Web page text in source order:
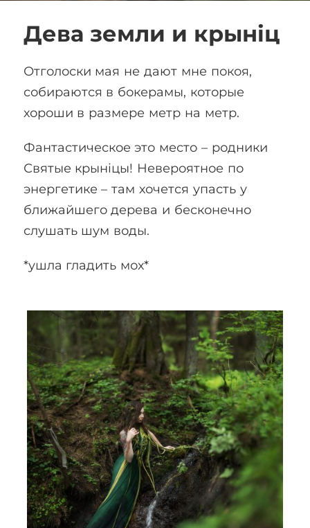
Дева земли и крынiц
Отголоски мая не дают мне покоя,
собираются в бокерамы, которые
хороши в размере метр на метр.
Фантастическое это место – родники
Святые крынiцы! Невероятное по
энергетике – там хочется упасть у
ближайшего дерева и бесконечно
слушать шум воды.
*ушла гладить мох*